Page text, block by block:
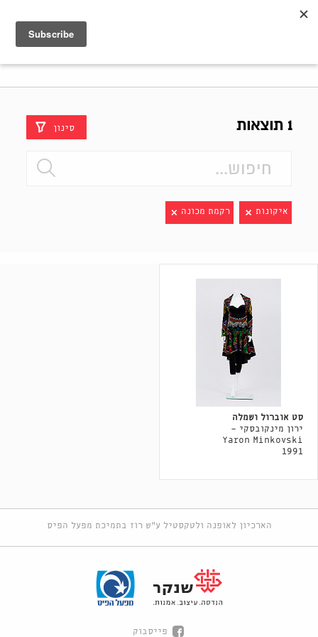
1 תוצאות סינון
איקונות רקמת מכונה
סט אוברול ושמלה
ירון מינקובסקי -
Yaron Minkovski
1991
הארכיון לאופנה ולטקסטיל ע"ש רוז בתמיכת מפעל הפיס
פייסבוק